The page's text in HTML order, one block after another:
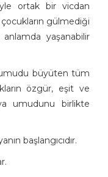
ortak bir vicdan
gülmediği
yaşanabilir
büyüten tüm
özgür, eşit ve
umudunu birlikte
başlangıcıdır.